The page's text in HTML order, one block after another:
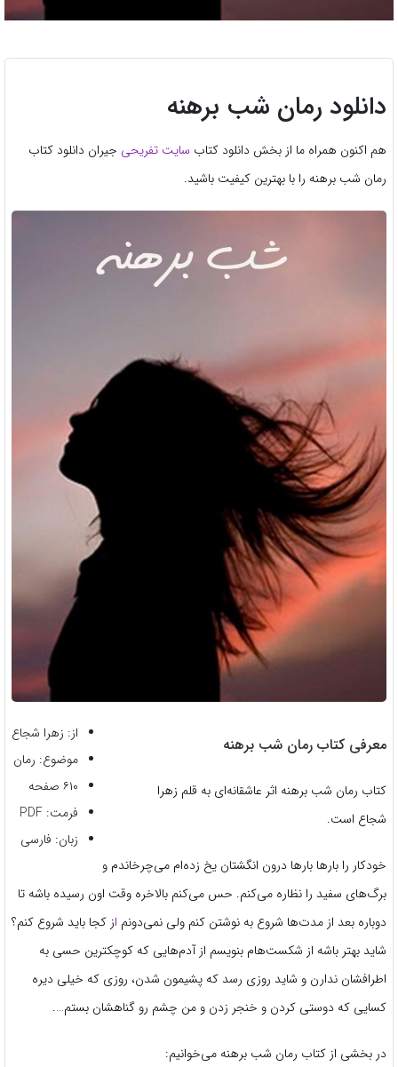
دانلود رمان شب برهنه
هم اکنون همراه ما از بخش دانلود کتاب سایت تفریحی جیران دانلود کتاب
رمان شب برهنه را با بهترین کیفیت باشید.
از: زهرا شجاع
موضوع: رمان
۶۱۰ صفحه
فرمت: PDF
زبان: فارسی
معرفی کتاب رمان شب برهنه
کتاب رمان شب برهنه اثر عاشقانه‌ای به قلم زهرا
شجاع است.
خودکار را بارها بارها درون انگشتان یخ زده‌ام می‌چرخاندم و
برگ‌های سفید را نظاره می‌کنم. حس می‌کنم بالاخره وقت اون رسیده باشه تا
دوباره بعد از مدت‌ها شروع به نوشتن کنم ولی نمی‌دونم از کجا باید شروع کنم؟
شاید بهتر باشه از شکست‌هام بنویسم از آدم‌هایی که کوچکترین حسی به
اطرافشان ندارن و شاید روزی رسد که پشیمون شدن، روزی که خیلی دیره
کسایی که دوستی کردن و خنجر زدن و من چشم رو گناهشان بستم….
در بخشی از کتاب رمان شب برهنه می‌خوانیم: